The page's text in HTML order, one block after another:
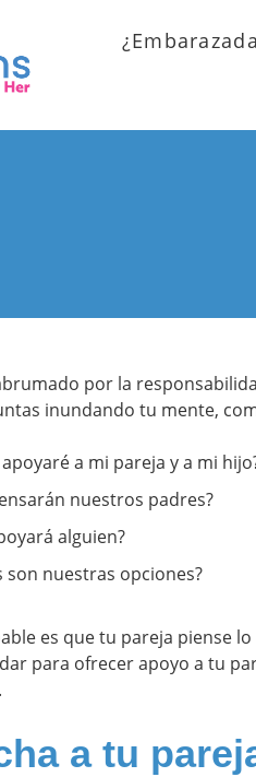
por la
inundando tu mente,
a mi pareja y a mi
nuestros padres?
alguien?
son nuestras opciones?
es que tu pareja piense
para ofrecer apoyo a tu
a tu